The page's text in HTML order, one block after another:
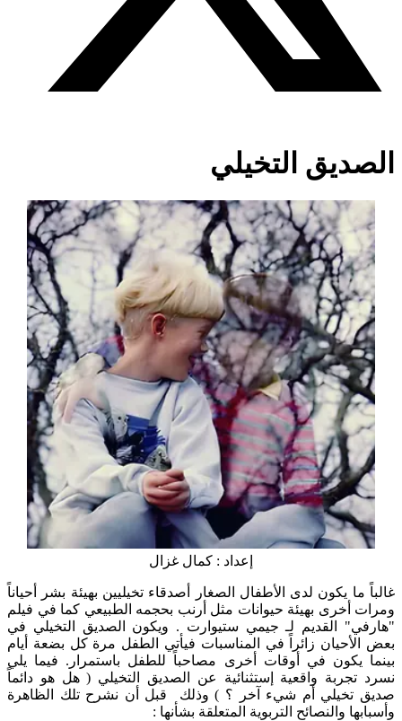
الصديق التخيلي
إعداد : كمال غزال
غالباً ما يكون لدى الأطفال الصغار أصدقاء تخيليين بهيئة بشر أحياناً
ومرات أخرى بهيئة حيوانات مثل أرنب بحجمه الطبيعي كما في فيلم
"هارفي" القديم لـ جيمي ستيوارت . ويكون الصديق التخيلي في
بعض الأحيان زائراً في المناسبات فيأتي الطفل مرة كل بضعة أيام
بينما يكون في أوقات أخرى مصاحباً للطفل باستمرار. فيما يلي
نسرد تجربة واقعية إستثنائية عن الصديق التخيلي ( هل هو دائماً
صديق تخيلي أم شيء آخر ؟ ) وذلك قبل أن نشرح تلك الظاهرة
وأسبابها والنصائح التربوية المتعلقة بشأنها :